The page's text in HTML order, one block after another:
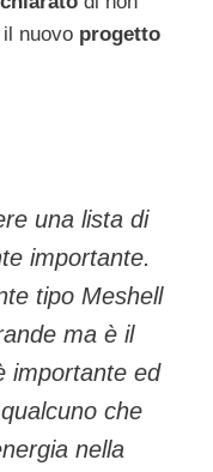
il nuovo progetto
una lista di
importante.
tipo Meshell
ma è il
importante ed
che
nella